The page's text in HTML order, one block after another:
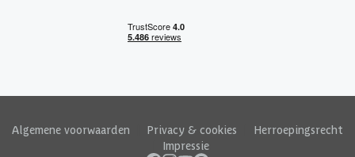
Algemene voorwaarden Privacy & cookies
Herroepingsrecht
Impressie